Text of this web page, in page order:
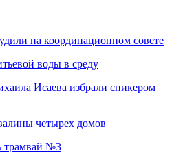
на координационном совете
воды в среду
Исаева избрали спикером
четырех домов
трамвай №3